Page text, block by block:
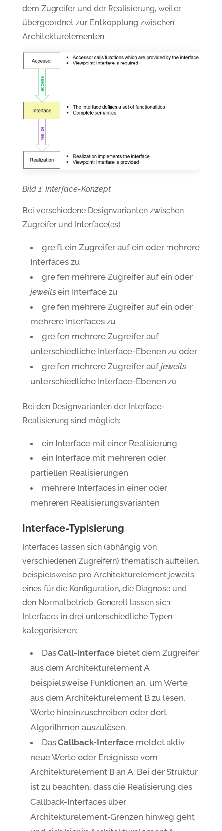
dem Zugreifer und der Realisierung, weiter
übergeordnet zur Entkopplung zwischen
Architekturelementen.
Bild 1: Interface-Konzept
Bei verschiedene Designvarianten zwischen
Zugreifer und Interface(es)
greift ein Zugreifer auf ein oder mehrere
Interfaces zu
greifen mehrere Zugreifer auf ein oder
jeweilsein Interface zu
greifen mehrere Zugreifer auf ein oder
mehrere Interfaces zu
greifen mehrere Zugreifer auf
unterschiedliche Interface-Ebenen zu oder
greifen mehrere Zugreifer aufjeweils
unterschiedliche Interface-Ebenen zu
Bei den Designvarianten der Interface-
Realisierung sind möglich:
ein Interface mit einer Realisierung
ein Interface mit mehreren oder
partiellen Realisierungen
mehrere Interfaces in einer oder
mehreren Realisierungsvarianten
Interface-Typisierung
Interfaces lassen sich (abhängig von
verschiedenen Zugreifern) thematisch aufteilen,
beispielsweise pro Architekturelement jeweils
eines für die Konfiguration, die Diagnose und
den Normalbetrieb. Generell lassen sich
Interfaces in drei unterschiedliche Typen
kategorisieren:
Das Call-Interfacebietet dem Zugreifer
aus dem Architekturelement A
beispielsweise Funktionen an, um Werte
aus dem Architekturelement B zu lesen,
Werte hineinzuschreiben oder dort
Algorithmen auszulösen.
Das Callback-Interfacemeldet aktiv
neue Werte oder Ereignisse vom
Architekturelement B an A. Bei der Struktur
ist zu beachten, dass die Realisierung des
Callback-Interfaces über
Architekturelement-Grenzen hinweg geht